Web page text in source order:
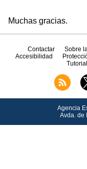
Muchas gracias.
Contactar Sobre
Accesibilidad
Agencia
Avda.de